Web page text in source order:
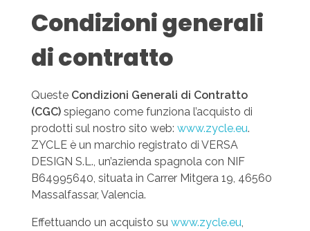
Condizioni generali
di contratto
Queste Condizioni Generali di Contratto
(CGC) spiegano come funziona l’acquisto di
prodotti sul nostro sito web: www.zycle.eu.
ZYCLE è un marchio registrato di VERSA
DESIGN S.L., un’azienda spagnola con NIF
B64995640, situata in Carrer Mitgera 19, 46560
Massalfassar, Valencia.
Effettuando un acquisto su www.zycle.eu